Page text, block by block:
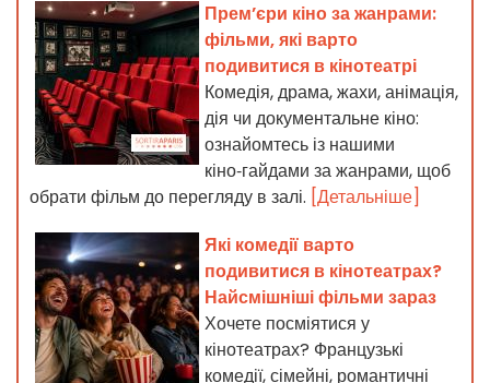
Прем’єри кіно за жанрами:
фільми, які варто
подивитися в кінотеатрі
Комедія, драма, жахи, анімація,
дія чи документальне кіно:
ознайомтесь із нашими
кіно‑гайдами за жанрами, щоб
обрати фільм до перегляду в залі. [Детальніше]
Які комедії варто
подивитися в кінотеатрах?
Найсмішніші фільми зараз
Хочете посміятися у
кінотеатрах? Французькі
комедії, сімейні, романтичні